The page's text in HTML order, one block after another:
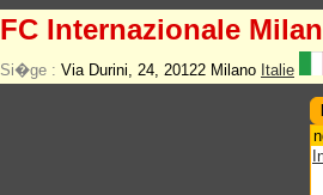
FC Internazionale
Si�ge : Via Durini, 24, 20122 Milano Italie